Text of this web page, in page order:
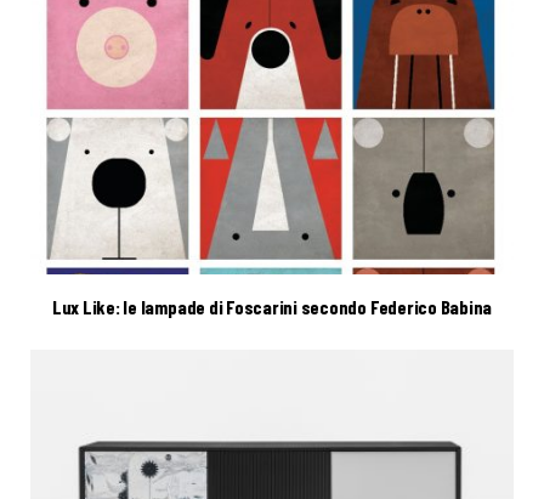
Lux Like: le lampade di Foscarini secondo Federico Babina